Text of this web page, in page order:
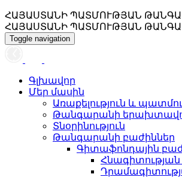
ՀԱՅԱՍՏԱՆԻ ՊԱՏՄՈՒԹՅԱՆ
ՀԱՅԱՍՏԱՆԻ ՊԱՏՄՈՒԹՅԱՆ
Toggle navigation
Գլխավոր
Մեր մասին
Առաքելություն և
Թանգարանի
Տնօրինություն
Թանգարանի բաժիններ
Գիտաֆոնդային